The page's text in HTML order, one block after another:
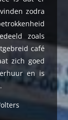
zodra
zoals
café
zich goed
en is